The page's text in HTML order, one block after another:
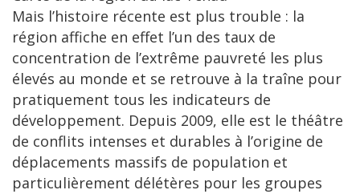
Mais l’histoire récente est plus trouble : la
région affiche en effet l’un des taux de
concentration de l’extrême pauvreté les plus
élevés au monde et se retrouve à la traîne pour
pratiquement tous les indicateurs de
développement. Depuis 2009, elle est le théâtre
de conflits intenses et durables à l’origine de
déplacements massifs de population et
particulièrement délétères pour les groupes